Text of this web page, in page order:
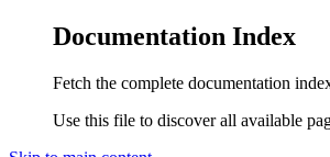
Documentation Index
Fetch the complete documentation
Use this file to discover all available